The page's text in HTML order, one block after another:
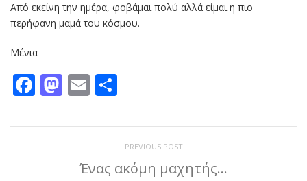
Από εκείνη την ημέρα, φοβάμαι πολύ αλλά είμαι η πιο
περήφανη μαμά του κόσμου.
Μένια
Facebook
Mastodon
Email
PREVIOUS POST
Ένας ακόμη μαχητής…